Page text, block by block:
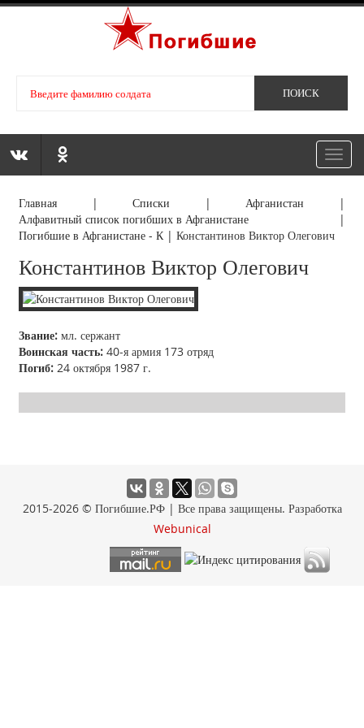
Главная |Списки | Афганистан |
Алфавитный список погибших в Афганистане |
Погибшие в Афганистане - К |Константинов Виктор Олегович
Константинов Виктор Олегович
Звание: мл. сержант
Воинская часть: 40-я армия 173 отряд
Погиб: 24 октября 1987 г.
2015-2026 © Погибшие.РФ | Все права защищены. Разработка
Webunical